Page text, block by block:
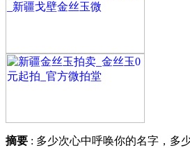
摘要 : 多少次心中呼唤你的名字，多